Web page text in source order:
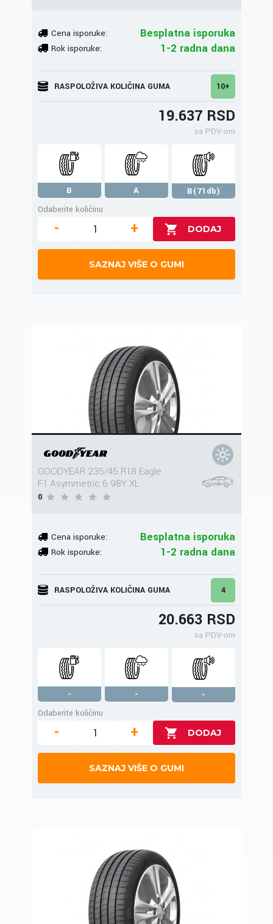
Cena isporuke: Besplatna isporuka
Rok isporuke: 1-2 radna dana
RASPOLOŽIVA KOLIČINA GUMA 10+
19.637 RSD
sa PDV-om
B A
B(71db)
Odaberite količinu
- +
SAZNAJ VIŠE O GUMI
GOODYEAR 235/45 R18 Eagle
F1 Asymmetric 6 98Y XL
0
Cena isporuke: Besplatna isporuka
Rok isporuke: 1-2 radna dana
RASPOLOŽIVA KOLIČINA GUMA 4
20.663 RSD
sa PDV-om
- -
-
Odaberite količinu
- +
SAZNAJ VIŠE O GUMI